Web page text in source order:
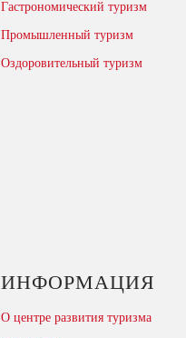
Гастрономический туризм
Промышленный туризм
Оздоровительный туризм
ИНФОРМАЦИЯ
О центре развития туризма